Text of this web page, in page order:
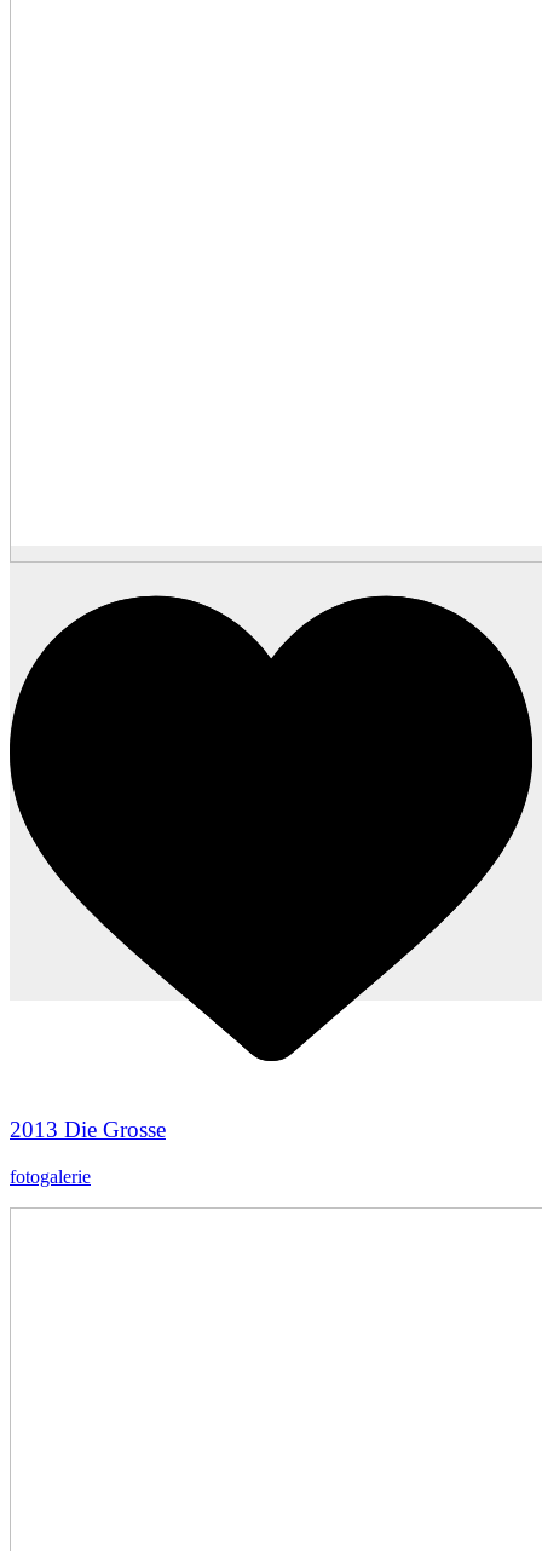
2013 Die Grosse
fotogalerie